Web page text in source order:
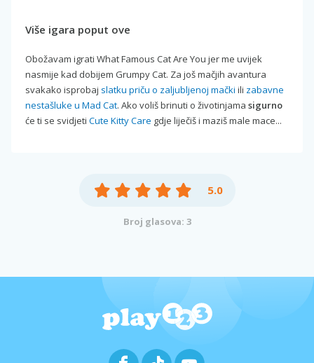
Više igara poput ove
Obožavam igrati What Famous Cat Are You jer me uvijek
nasmije kad dobijem Grumpy Cat. Za još mačjih avantura
svakako isprobaj slatku priču o zaljubljenoj mački ili zabavne
nestašluke u Mad Cat. Ako voliš brinuti o životinjama sigurno
će ti se svidjeti Cute Kitty Care gdje liječiš i maziš male mace...
5.0
Broj glasova: 3